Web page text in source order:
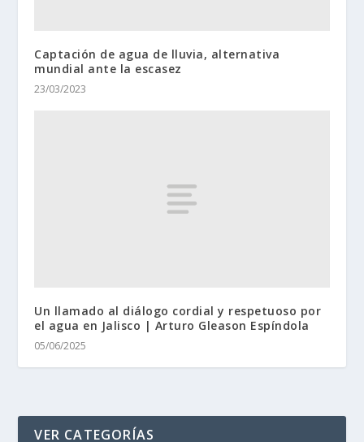
Captación de agua de lluvia, alternativa
mundial ante la escasez
23/03/2023
Un llamado al diálogo cordial y respetuoso por
el agua en Jalisco | Arturo Gleason Espíndola
05/06/2025
VER CATEGORÍAS